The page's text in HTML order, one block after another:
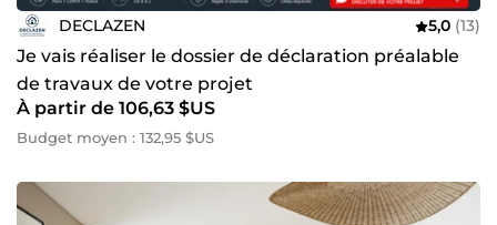
DECLAZEN 5,0 (13)
Je vais réaliser le dossier de déclaration préalable
de travaux de votre projet
À partir de 106,63 $US
Budget moyen : 132,95 $US